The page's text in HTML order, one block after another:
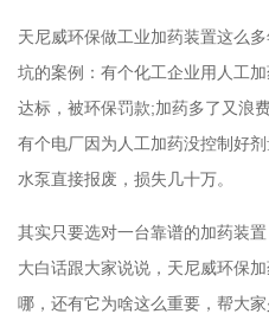
天尼威环保做工业加药装置这么
坑的案例：有个化工企业用人工
达标，被环保罚款;加药多了又浪
有个电厂因为人工加药没控制好
水泵直接报废，损失几十万。
其实只要选对一台靠谱的加药装
大白话跟大家说说，天尼威环保
哪，还有它为啥这么重要，帮大